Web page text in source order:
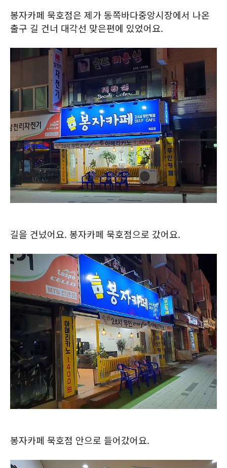
봉자카페 묵호점은 제가 동쪽바다중앙시장에서 나온
출구 길 건너 대각선 맞은편에 있었어요.
길을 건넜어요. 봉자카페 묵호점으로 갔어요.
봉자카페 묵호점 안으로 들어갔어요.